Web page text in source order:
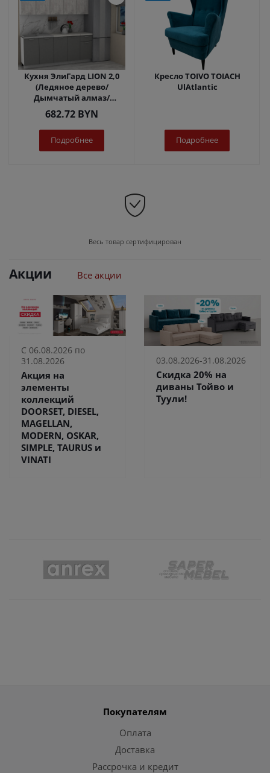
Кухня ЭлиГард LION 2,0
(Ледяное дерево/
Дымчатый алмаз/
Королевский опал)
682.72 BYN
Подробнее
Кресло TOIVO TOIACH
UlAtlantic
Подробнее
Весь товар сертифицирован
Акции Все акции
С 06.08.2026 по
31.08.2026
Акция на
элементы
коллекций
DOORSET, DIESEL,
MAGELLAN,
MODERN, OSKAR,
SIMPLE, TAURUS и
VINATI
03.08.2026-31.08.2026
Скидка 20% на
диваны Тойво и
Туули!
Покупателям
Оплата
Доставка
Рассрочка и кредит